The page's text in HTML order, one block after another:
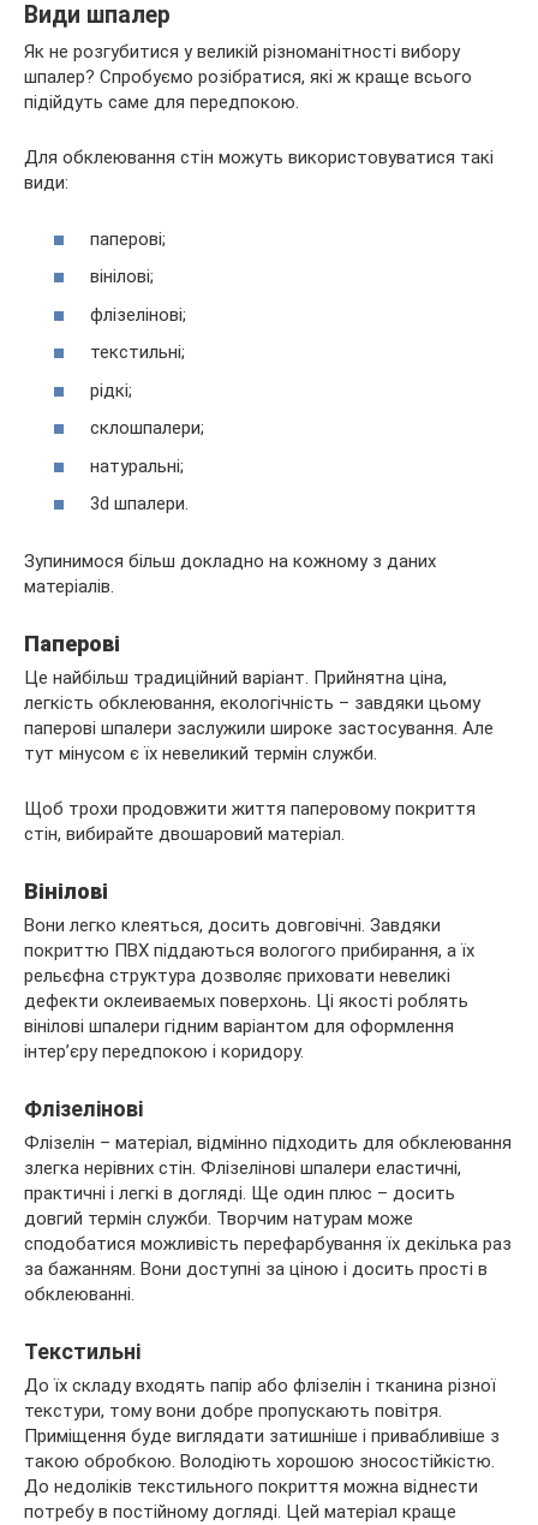
Види шпалер
Як не розгубитися у великій різноманітності вибору
шпалер? Спробуємо розібратися, які ж краще всього
підійдуть саме для передпокою.
Для обклеювання стін можуть використовуватися такі
види:
паперові;
вінілові;
флізелінові;
текстильні;
рідкі;
склошпалери;
натуральні;
3d шпалери.
Зупинимося більш докладно на кожному з даних
матеріалів.
Паперові
Це найбільш традиційний варіант. Прийнятна ціна,
легкість обклеювання, екологічність – завдяки цьому
паперові шпалери заслужили широке застосування. Але
тут мінусом є їх невеликий термін служби.
Щоб трохи продовжити життя паперовому покриття
стін, вибирайте двошаровий матеріал.
Вінілові
Вони легко клеяться, досить довговічні. Завдяки
покриттю ПВХ піддаються вологого прибирання, а їх
рельєфна структура дозволяє приховати невеликі
дефекти оклеиваемых поверхонь. Ці якості роблять
вінілові шпалери гідним варіантом для оформлення
інтер’єру передпокою і коридору.
Флізелінові
Флізелін – матеріал, відмінно підходить для обклеювання
злегка нерівних стін. Флізелінові шпалери еластичні,
практичні і легкі в догляді. Ще один плюс – досить
довгий термін служби. Творчим натурам може
сподобатися можливість перефарбування їх декілька раз
за бажанням. Вони доступні за ціною і досить прості в
обклеюванні.
Текстильні
До їх складу входять папір або флізелін і тканина різної
текстури, тому вони добре пропускають повітря.
Приміщення буде виглядати затишніше і привабливіше з
такою обробкою. Володіють хорошою зносостійкістю.
До недоліків текстильного покриття можна віднести
потребу в постійному догляді. Цей матеріал краще